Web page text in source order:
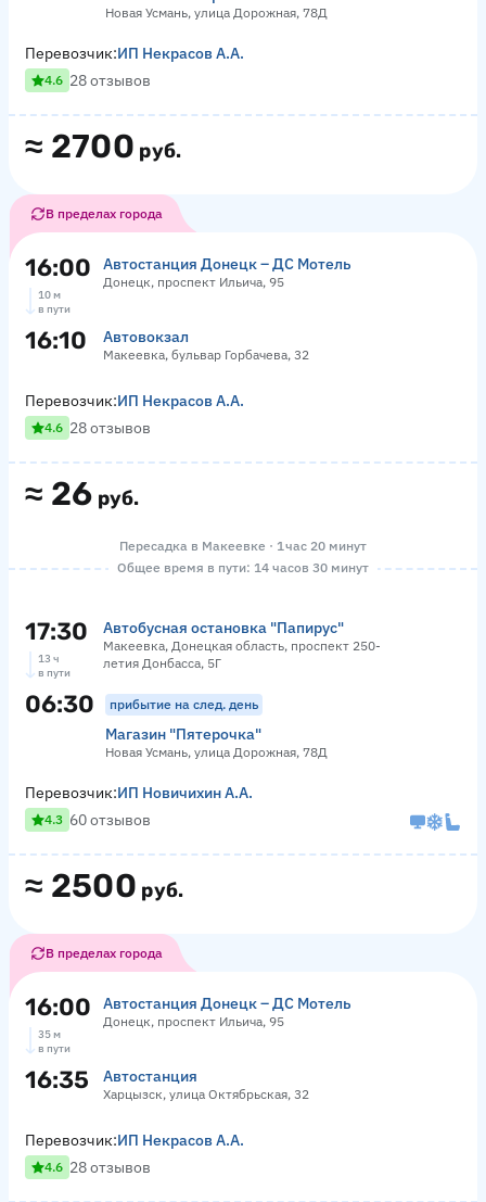
Новая Усмань, улица Дорожная, 78Д
≈ 2700 руб.
Перевозчик:ИП Некрасов А.А.
4.6 28 отзывов
В пределах города
16:00 Автостанция Донецк – ДС Мотель
Донецк, проспект Ильича, 95
10 м
в пути
16:10 Автовокзал
Макеевка, бульвар Горбачева, 32
≈ 26 руб.
Перевозчик:ИП Некрасов А.А.
4.6 28 отзывов
Пересадка в Макеевке · 1 час 20 минут
Общее время в пути: 14 часов 30 минут
17:30 Автобусная остановка "Папирус"
Макеевка, Донецкая область, проспект 250-
летия Донбасса, 5Г
13 ч
в пути
06:30 прибытие на след. день
Магазин "Пятерочка"
Новая Усмань, улица Дорожная, 78Д
≈ 2500 руб.
Перевозчик:ИП Новичихин А.А.
4.3 60 отзывов
В пределах города
16:00 Автостанция Донецк – ДС Мотель
Донецк, проспект Ильича, 95
35 м
в пути
16:35 Автостанция
Харцызск, улица Октябрьская, 32
Перевозчик:ИП Некрасов А.А.
4.6 28 отзывов